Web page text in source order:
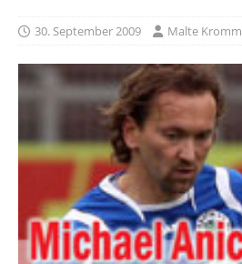
30. September 2009 Malte Kromm